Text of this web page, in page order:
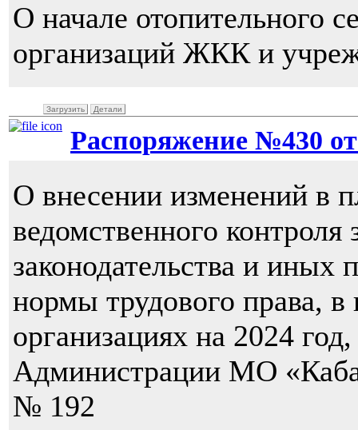
О начале отопительного
организаций ЖКК и
Загрузить Детали
Распоряжение №430 от
О внесении изменений в
ведомственного
законодательства и
нормы трудового права,
организациях на 2024
Администрации МО
№ 192